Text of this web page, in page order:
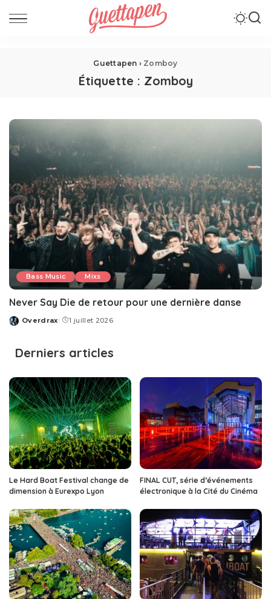
Guettapen › Zomboy
Étiquette : Zomboy
Bass Music Mixs
Never Say Die de retour pour une dernière danse
Posted
Overdrax 1 juillet 2026
Derniers articles
Le Hard Boat Festival change de
dimension à Eurexpo Lyon
FINAL CUT, série d’événements
électronique à la Cité du Cinéma